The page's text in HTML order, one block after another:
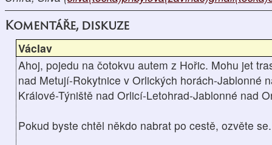
Komentáře, diskuze
Václav
Ahoj, pojedu na čotokvu autem z Hořic. Mohu jet
nad Metují-Rokytnice v Orlických horách-Jablonné
Králové-Týniště nad Orlicí-Letohrad-Jablonné nad
Pokud byste chtěl někdo nabrat po cestě, ozvěte se.